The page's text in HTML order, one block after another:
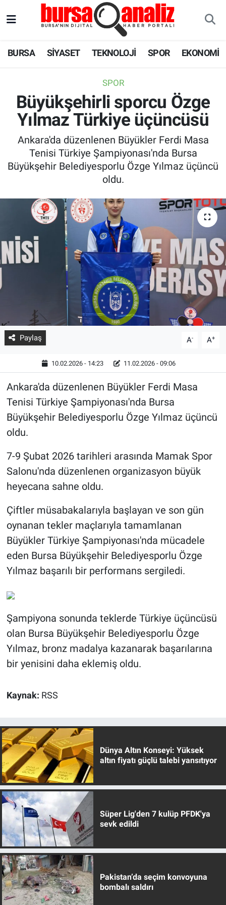
BURSA SİYASET TEKNOLOJİ SPOR EKONOMİ
SPOR
Büyükşehirli sporcu Özge
Yılmaz Türkiye üçüncüsü
Ankara'da düzenlenen Büyükler Ferdi Masa
Tenisi Türkiye Şampiyonası'nda Bursa
Büyükşehir Belediyesporlu Özge Yılmaz üçüncü
oldu.
Paylaş A- A+
10.02.2026 - 14:23 11.02.2026 - 09:06
Ankara'da düzenlenen Büyükler Ferdi Masa
Tenisi Türkiye Şampiyonası'nda Bursa
Büyükşehir Belediyesporlu Özge Yılmaz üçüncü
oldu.
7-9 Şubat 2026 tarihleri arasında Mamak Spor
Salonu'nda düzenlenen organizasyon büyük
heyecana sahne oldu.
Çiftler müsabakalarıyla başlayan ve son gün
oynanan tekler maçlarıyla tamamlanan
Büyükler Türkiye Şampiyonası'nda mücadele
eden Bursa Büyükşehir Belediyesporlu Özge
Yılmaz başarılı bir performans sergiledi.
Şampiyona sonunda teklerde Türkiye üçüncüsü
olan Bursa Büyükşehir Belediyesporlu Özge
Yılmaz, bronz madalya kazanarak başarılarına
bir yenisini daha eklemiş oldu.
Kaynak: RSS
Dünya Altın Konseyi: Yüksek
altın fiyatı güçlü talebi yansıtıyor
Süper Lig'den 7 kulüp PFDK'ya
sevk edildi
Pakistan’da seçim konvoyuna
bombalı saldırı
SPOR
EKONOMİ
SAĞLIK
BLOG
Süper Lig Puan Durumu ve Fikstür
Tüm Manşetler
Son Dakika Haberleri